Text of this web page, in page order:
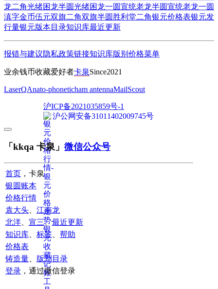
龙二角光绪困龙半圆光绪困龙一圆宣统老龙半圆宣统老龙一圆
滇字金币伍元双旗二角双旗半圆 胜利堂二角银元价格表银元发
行量银元版本目录知识库最近更新
报错与建议隐私政策链接知识库版别 价格菜单
业余钱币收藏爱好者卡泉Since2021
LaserQAnato-phoneticham antennaMailScout
沪ICP备2021035859号-1
沪公网安备31011402009745号
「kkqa 卡泉」 微信公众号
首页 ，卡泉
银圆账本
价格行情
袁大头
江南龙
北洋
宣三、最近更新
知识库
标签
帮助
价格表
铸造量
版别目录
登录 ，通过微信登录